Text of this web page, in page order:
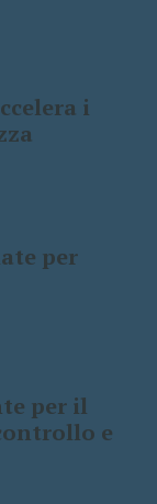
i
per
per il
e